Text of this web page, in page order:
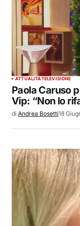
ATTUALITÀTELEVISIONE
Paola Caruso
Vip: “Non lo
di Andrea Bosetti18